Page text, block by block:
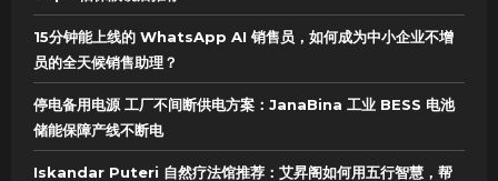
15分钟能上线的 WhatsApp AI 销售员，如何成为中小企业不增
员的全天候销售助理？
停电备用电源 工厂不间断供电方案：JanaBina 工业 BESS 电池
储能保障产线不断电
Iskandar Puteri 自然疗法馆推荐：艾昇阁如何用五行智慧，帮